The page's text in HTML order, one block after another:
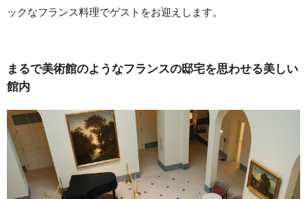
ックなフランス料理でゲストをお迎えします。
まるで美術館のようなフランスの邸宅を思わせる美しい
館内